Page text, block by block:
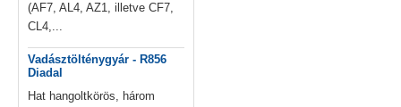
(AF7, AL4, AZ1, illetve CF7,
CL4,...
Vadásztölténygyár - R856
Diadal
Hat hangoltkörös, három